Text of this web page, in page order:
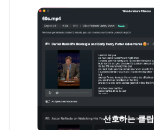
선호하는 클